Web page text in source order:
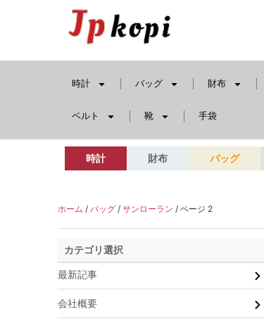
時計 バッグ 財布
ベルト 靴 手袋
時計 財布 バッグ
ホーム / バッグ / サンローラン / ページ 2
カテゴリ選択
最新記事
会社概要